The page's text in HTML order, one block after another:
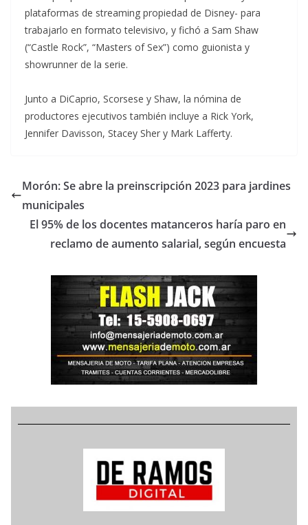
plataformas de streaming propiedad de Disney- para
trabajarlo en formato televisivo, y fichó a Sam Shaw
(“Castle Rock”, “Masters of Sex”) como guionista y
showrunner de la serie.
Junto a DiCaprio, Scorsese y Shaw, la nómina de
productores ejecutivos también incluye a Rick York,
Jennifer Davisson, Stacey Sher y Mark Lafferty.
Morón: Se abre la preinscripción 2023 para jardines
municipales
El 95% de los docentes matanceros haría paro en
reclamo de aumento salarial, según encuesta